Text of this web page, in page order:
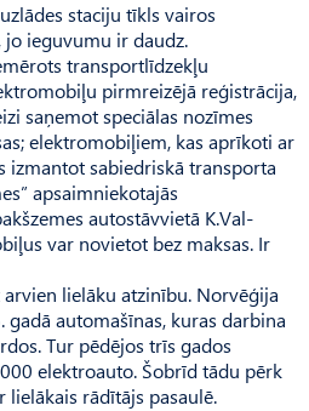
staciju tīkls vairos
ieguvumu ir daudz.
transportlīdzekļu
pirmreizējā reģistrācija,
saņemot speciālas nozīmes
elektromobiļiem, kas aprīkoti ar
izmantot sabiedriskā transporta
apsaimniekotajās
autostāvvietā K.Val­
var novietot bez maksas. Ir
lielāku atzinību. Norvēģija
gadā automašīnas, kuras darbina
Tur pēdējos trīs gados
elektroauto. Šobrīd tādu pērk
lielākais rādītājs pasaulē.